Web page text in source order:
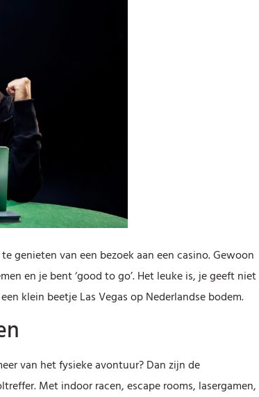
genieten van een bezoek aan een casino. Gewoon
en je bent ‘good to go’. Het leuke is, je geeft niet
klein beetje Las Vegas op Nederlandse bodem.
van het fysieke avontuur? Dan zijn de
Met indoor racen, escape rooms, lasergamen,